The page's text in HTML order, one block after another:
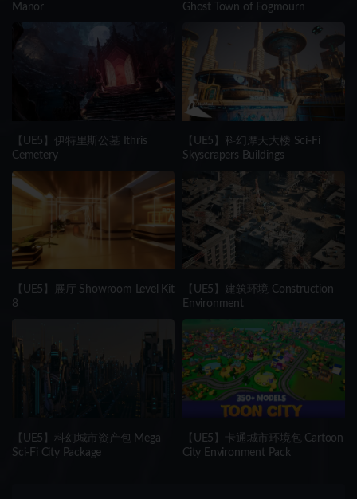
Manor
Ghost Town of Fogmourn
【UE5】伊特里斯公墓 Ithris
Cemetery
【UE5】科幻摩天大楼 Sci-Fi
Skyscrapers Buildings
【UE5】展厅 Showroom Level Kit
8
【UE5】建筑环境 Construction
Environment
【UE5】科幻城市资产包 Mega
Sci-Fi City Package
【UE5】卡通城市环境包 Cartoon
City Environment Pack